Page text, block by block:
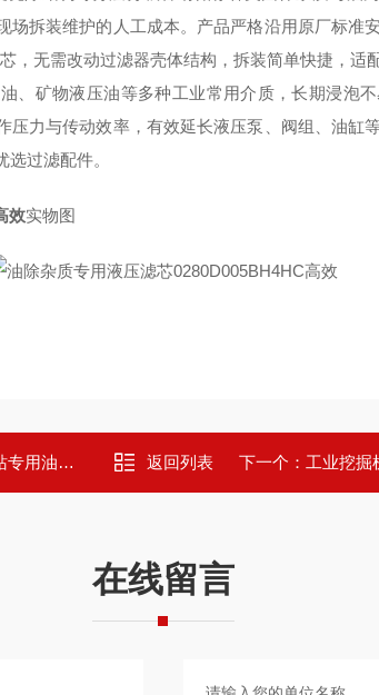
拆装维护的人工成本。产品严格沿用原厂标准
，无需改动过滤器壳体结构，拆装简单快捷，适
、矿物液压油等多种工业常用介质，长期浸泡
压力与传动效率，有效延长液压泵、阀组、油缸
过滤配件。
效实物图
油滤芯 返回列表 下一个： 工业挖掘
在线留言